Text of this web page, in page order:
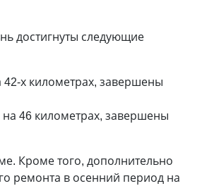
достигнуты следующие
х километрах, завершены
46 километрах, завершены
Кроме того, дополнительно
ремонта в осенний период на